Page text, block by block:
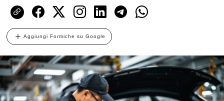
Aggiungi Formiche su Google